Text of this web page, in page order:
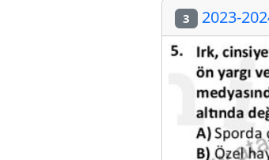
3 2023-